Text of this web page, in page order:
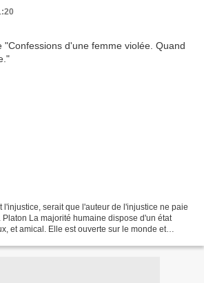
l'injustice, serait que l'auteur de l'injustice ne paie
La majorité humaine dispose d'un état
et amical. Elle est ouverte sur le monde et